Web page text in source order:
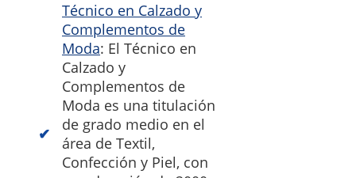
Técnico en Calzado y
Complementos de
Moda: El Técnico en
Calzado y
Complementos de
Moda es una titulación
de grado medio en el
área de Textil,
Confección y Piel, con